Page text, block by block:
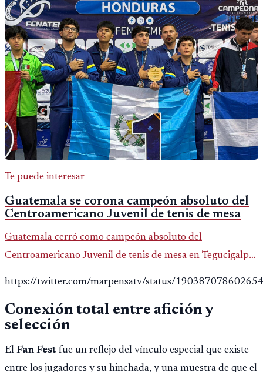
Te puede interesar
Guatemala se corona campeón absoluto del
Centroamericano Juvenil de tenis de mesa
Guatemala cerró como campeón absoluto del
Centroamericano Juvenil de tenis de mesa en Tegucigalpa
https://twitter.com/marpensatv/status/
Conexión total entre afición y
selección
El Fan Fest fue un reflejo del vínculo especial que existe
entre los jugadores y su hinchada, y una muestra de que el